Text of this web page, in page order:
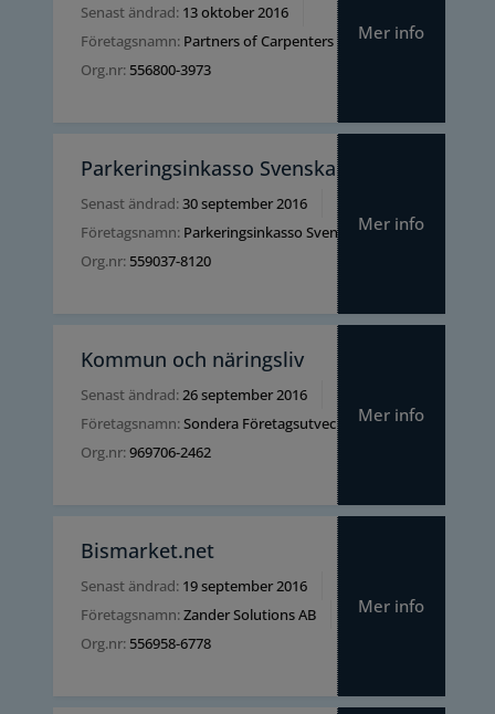
Senast ändrad:13 oktober 2016
Företagsnamn:Partners of Carpenters AB
Org.nr:556800-3973
Mer info
Parkeringsinkasso Svenska AB
Senast ändrad:30 september 2016
Företagsnamn:Parkeringsinkasso Svenska AB
Org.nr:559037-8120
Mer info
Kommun och näringsliv
Senast ändrad:26 september 2016
Företagsnamn:Sondera Företagsutveckling HB
Org.nr:969706-2462
Mer info
Bismarket.net
Senast ändrad:19 september 2016
Företagsnamn:Zander Solutions AB
Org.nr:556958-6778
Mer info